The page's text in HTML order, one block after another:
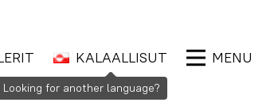
KALAALLISUT MENU
Looking for another language?